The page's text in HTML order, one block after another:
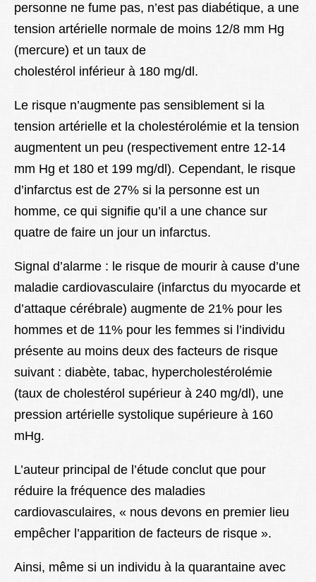
personne ne fume pas, n’est pas diabétique, a une
tension artérielle normale de moins 12/8 mm Hg
(mercure) et un taux de
cholestérol inférieur à 180 mg/dl.
Le risque n’augmente pas sensiblement si la
tension artérielle et la cholestérolémie et la tension
augmentent un peu (respectivement entre 12-14
mm Hg et 180 et 199 mg/dl). Cependant, le risque
d’infarctus est de 27% si la personne est un
homme, ce qui signifie qu’il a une chance sur
quatre de faire un jour un infarctus.
Signal d’alarme : le risque de mourir à cause d’une
maladie cardiovasculaire (infarctus du myocarde et
d’attaque cérébrale) augmente de 21% pour les
hommes et de 11% pour les femmes si l’individu
présente au moins deux des facteurs de risque
suivant : diabète, tabac, hypercholestérolémie
(taux de cholestérol supérieur à 240 mg/dl), une
pression artérielle systolique supérieure à 160
mHg.
L’auteur principal de l’étude conclut que pour
réduire la fréquence des maladies
cardiovasculaires, « nous devons en premier lieu
empêcher l’apparition de facteurs de risque ».
Ainsi, même si un individu à la quarantaine avec